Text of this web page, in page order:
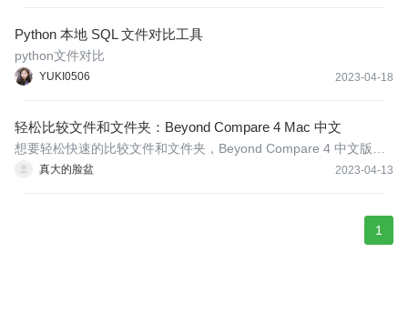
Python 本地 SQL 文件对比工具
YUKI0506 2023-04-18
python文件对比
轻松比较文件和文件夹：Beyond Compare 4 Mac 中文
真大的脸盆 2023-04-13
想要轻松快速的比较文件和文件夹，Beyond Compare 4 中文版是
个非常不错的选择，专业对比工具，可用于比较和同步文件和文件
1